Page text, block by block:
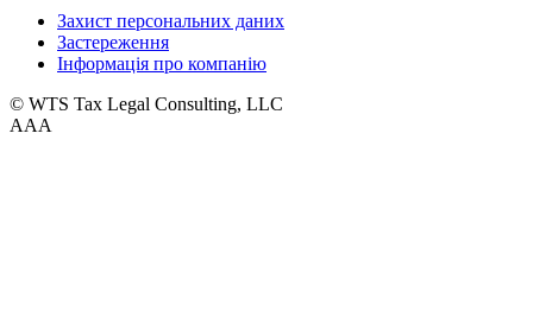
Захист персональних даних
Застереження
Інформація про компанію
© WTS Tax Legal Consulting, LLC
AAA